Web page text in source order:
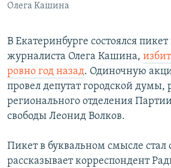
Олега Кашина
В Екатеринбурге состоялся
журналиста Олега Кашина,
ровно год назад. Одиночную
провел депутат городской думы,
регионального отделения
свободы Леонид Волков.
Пикет в буквальном смысле
рассказывает корреспондент